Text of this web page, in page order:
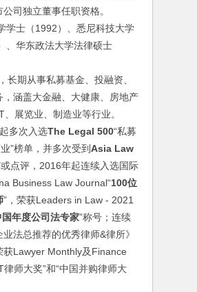
司独立董事任职资格。
士（1992）、悉尼科技大学
、华东政法大学法律硕士
期从事私募基金、投融资、
，涵盖大金融、大健康、房地产
展览业、制造业等行业。
多次入选The Legal 500“私募
”榜单，并多次受到Asia Law
点评，2016年起连续入选国际
Business Law Journal“100位
”，荣获Leaders in Law - 2021
国年度公司法专家”称号；连续
法总推荐的优秀律师&律所》
获Lawyer Monthly及Finance
师大奖”和“中国并购律师大